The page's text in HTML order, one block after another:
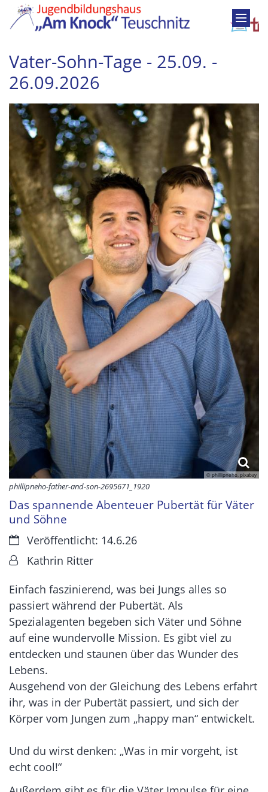
Zum Inhalt springen
Vater-Sohn-Tage - 25.09. -
26.09.2026
© phillipneho, pixabay
phillipneho-father-and-son-2695671_1920
Das spannende Abenteuer Pubertät für Väter
und Söhne
Datum:Veröffentlicht: 14.6.26
Von:Kathrin Ritter
Einfach faszinierend, was bei Jungs alles so
passiert während der Pubertät. Als
Spezialagenten begeben sich Väter und Söhne
auf eine wundervolle Mission. Es gibt viel zu
entdecken und staunen über das Wunder des
Lebens.
Ausgehend von der Gleichung des Lebens erfahrt
ihr, was in der Pubertät passiert, und sich der
Körper vom Jungen zum „happy man“ entwickelt.
Und du wirst denken: „Was in mir vorgeht, ist
echt cool!“